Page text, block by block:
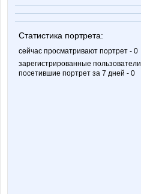
Статистика портрета:
сейчас просматривают портрет - 0
зарегистрированные пользователи
посетившие портрет за 7 дней - 0